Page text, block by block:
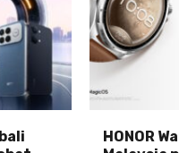
HONOR